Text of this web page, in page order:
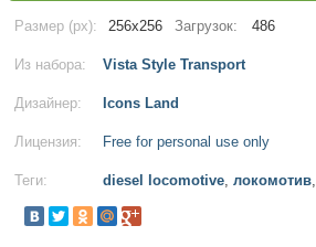
Размер (px): 256x256 Загрузок: 486
Из набора: Vista Style Transport
Дизайнер: Icons Land
Лицензия: Free for personal use only
Теги: diesel locomotive, локомотив,